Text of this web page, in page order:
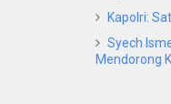
Kapolri:
Syech
Mendorong